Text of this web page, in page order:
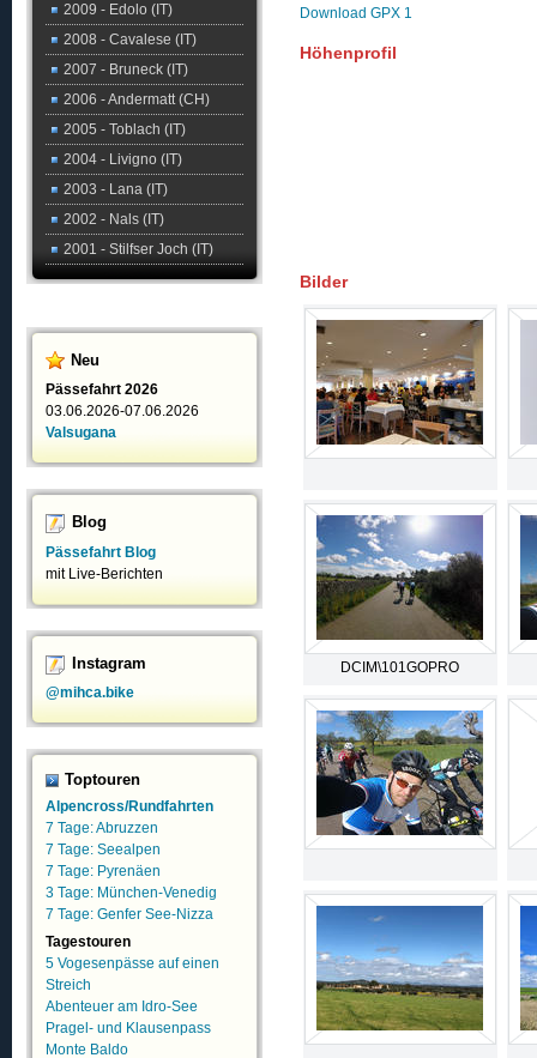
2009 - Edolo (IT)
2008 - Cavalese (IT)
2007 - Bruneck (IT)
2006 - Andermatt (CH)
2005 - Toblach (IT)
2004 - Livigno (IT)
2003 - Lana (IT)
2002 - Nals (IT)
2001 - Stilfser Joch (IT)
Neu
Pässefahrt 2026
03.06.2026-07.06.2026
Valsugana
Blog
Pässefahrt Blog
mit Live-Berichten
Instagram
@mihca.bike
Toptouren
Alpencross/Rundfahrten
7 Tage: Abruzzen
7 Tage: Seealpen
7 Tage: Pyrenäen
3 Tage: München-Venedig
7 Tage: Genfer See-Nizza
Tagestouren
5 Vogesenpässe auf einen
Streich
Abenteuer am Idro-See
Pragel- und Klausenpass
Monte Baldo
Download GPX 1
Höhenprofil
Bilder
DCIM\101GOPRO